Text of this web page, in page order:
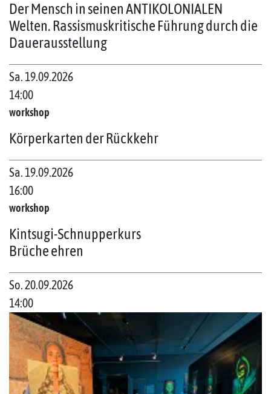
Der Mensch in seinen ANTIKOLONIALEN
Welten. Rassismuskritische Führung durch die
Dauerausstellung
Sa. 19.09.2026
14:00
workshop
Körperkarten der Rückkehr
Sa. 19.09.2026
16:00
workshop
Kintsugi-Schnupperkurs
Brüche ehren
So. 20.09.2026
14:00